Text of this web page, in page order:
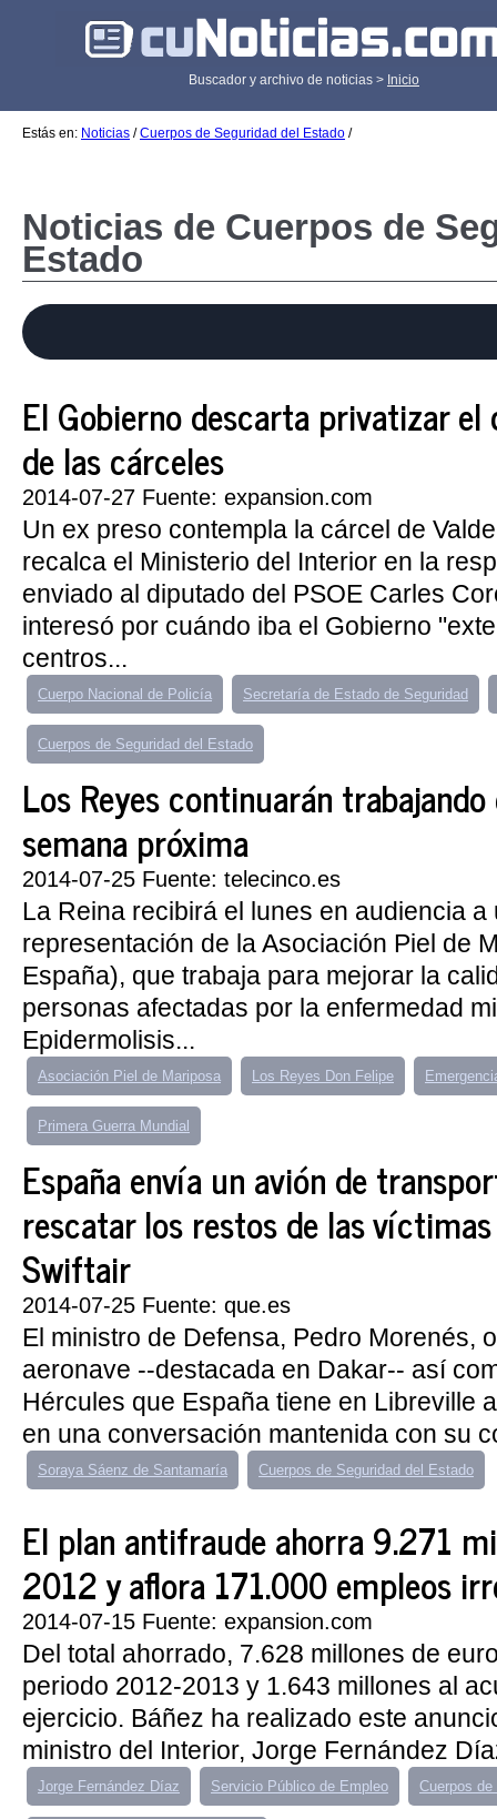
Buscador y archivo de noticias > Inicio
Estás en: Noticias /Cuerpos de Seguridad del Estado /
Noticias de Cuerpos de
Estado
El Gobierno descarta privatizar
de las cárceles
2014-07-27 Fuente: expansion.com
Un ex preso contempla la cárcel de
recalca el Ministerio del Interior en la
enviado al diputado del PSOE Carles
interesó por cuándo iba el Gobierno
centros...
Cuerpo Nacional de Policía Secretaría de Estado de Seguridad
Cuerpos de Seguridad del Estado
Los Reyes continuarán
semana próxima
2014-07-25 Fuente: telecinco.es
La Reina recibirá el lunes en audiencia a
representación de la Asociación Piel de
España), que trabaja para mejorar la
personas afectadas por la enfermedad
Epidermolisis...
Asociación Piel de Mariposa Los Reyes Don Felipe
Primera Guerra Mundial
España envía un avión de
rescatar los restos de las
Swiftair
2014-07-25 Fuente: que.es
El ministro de Defensa, Pedro Morenés,
aeronave --destacada en Dakar-- así
Hércules que España tiene en Libreville
en una conversación mantenida con su
Soraya Sáenz de Santamaría Cuerpos de Seguridad del Estado
El plan antifraude ahorra 9.271
2012 y aflora 171.000 empleos
2014-07-15 Fuente: expansion.com
Del total ahorrado, 7.628 millones de
periodo 2012-2013 y 1.643 millones al
ejercicio. Báñez ha realizado este
ministro del Interior, Jorge Fernández
Jorge Fernández Díaz Servicio Público de Empleo Cuerpos